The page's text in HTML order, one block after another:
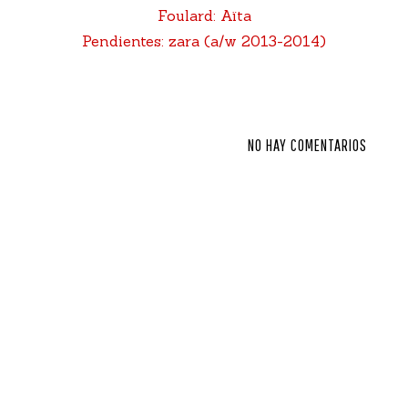
Foulard: Aïta
Pendientes: zara (a/w 2013-2014)
NO HAY COMENTARIOS